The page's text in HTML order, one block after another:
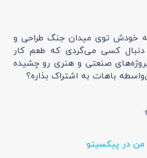
خودش توی میدان جنگ طراحی و
دنبال کسی می‌گردی که طعم کار
پروژه‌های صنعتی و هنری رو چشیده
باهات به اشتراک بذاره؟
در پیکسیتو